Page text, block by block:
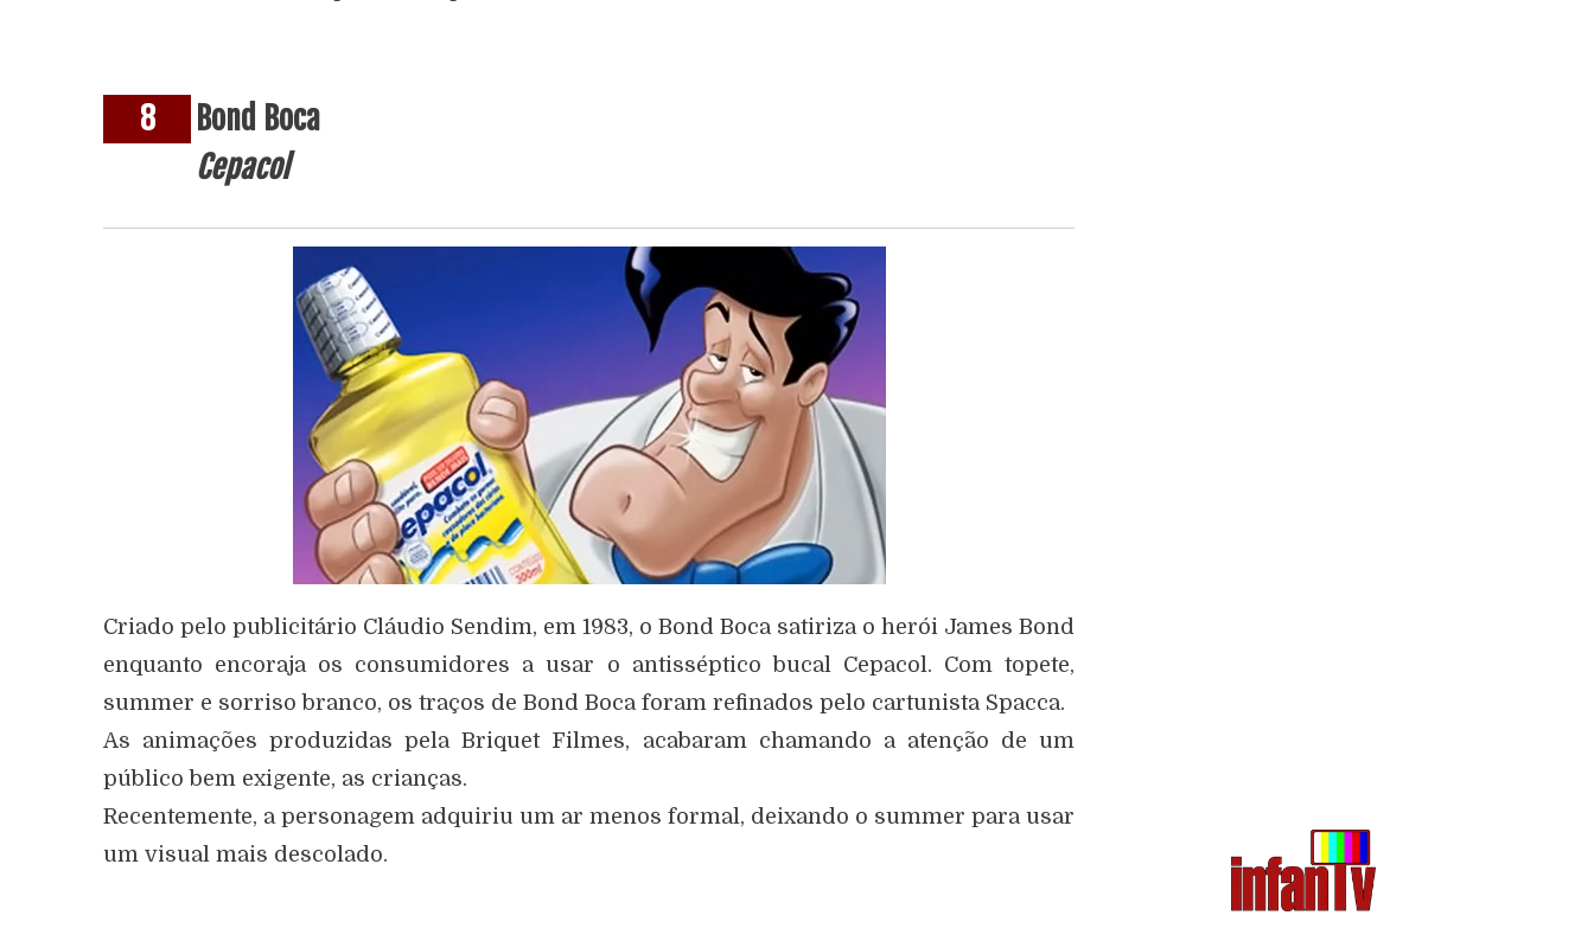
8
Bond Boca
Cepacol
Criado pelo publicitário Cláudio Sendim, em 1983, o Bond Boca satiriza o herói James Bond
enquanto encoraja os consumidores a usar o antisséptico bucal Cepacol. Com topete,
summer e sorriso branco, os traços de Bond Boca foram refinados pelo cartunista Spacca.
As animações produzidas pela Briquet Filmes, acabaram chamando a atenção de um
público bem exigente, as crianças.
Recentemente, a personagem adquiriu um ar menos formal, deixando o summer para usar
um visual mais descolado.